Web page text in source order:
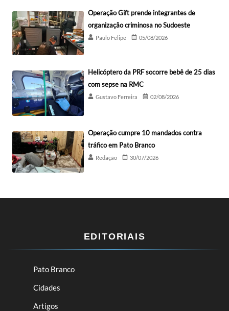
Operação Gift prende integrantes de
organização criminosa no Sudoeste
Paulo Felipe 05/08/2026
Helicóptero da PRF socorre bebê de 25 dias
com sepse na RMC
Gustavo Ferreira 02/08/2026
Operação cumpre 10 mandados contra
tráfico em Pato Branco
Redação 30/07/2026
EDITORIAIS
Pato Branco
Cidades
Artigos